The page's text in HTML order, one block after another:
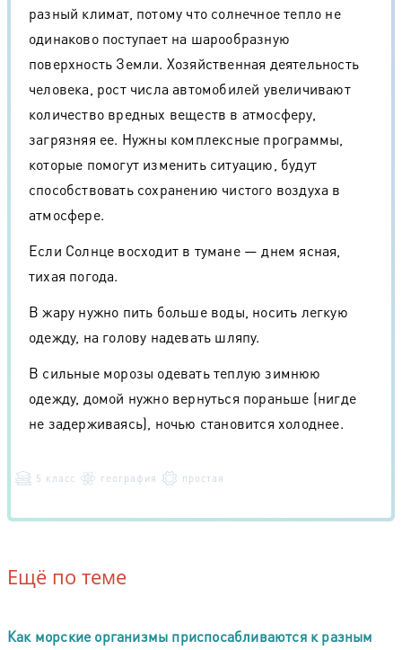
разный климат, потому что солнечное тепло не
одинаково поступает на шарообразную
поверхность Земли. Хозяйственная деятельность
человека, рост числа автомобилей увеличивают
количество вредных веществ в атмосферу,
загрязняя ее. Нужны комплексные программы,
которые помогут изменить ситуацию, будут
способствовать сохранению чистого воздуха в
атмосфере.
Если Солнце восходит в тумане — днем ясная,
тихая погода.
В жару нужно пить больше воды, носить легкую
одежду, на голову надевать шляпу.
В сильные морозы одевать теплую зимнюю
одежду, домой нужно вернуться пораньше (нигде
не задерживаясь), ночью становится холоднее.
5 класс география простая
Ещё по теме
Как морские организмы приспосабливаются к разным